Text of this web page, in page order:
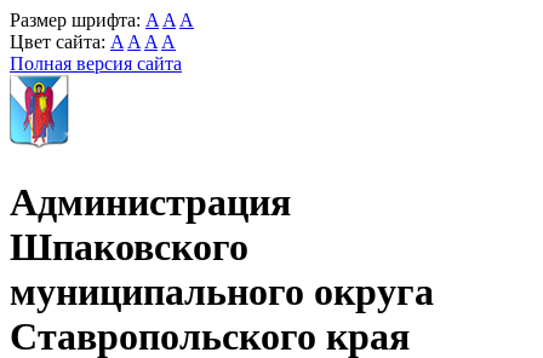
Размер шрифта: A A A
Цвет сайта: A A A A
Полная версия сайта
Администрация
Шпаковского
муниципального округа
Ставропольского края